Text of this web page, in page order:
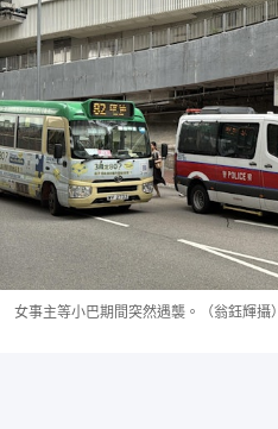
女事主等小巴期間突然遇襲。（翁鈺輝攝）